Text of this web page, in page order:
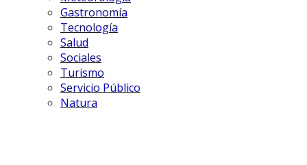
Gastronomía
Tecnología
Salud
Sociales
Turismo
Servicio Público
Natura